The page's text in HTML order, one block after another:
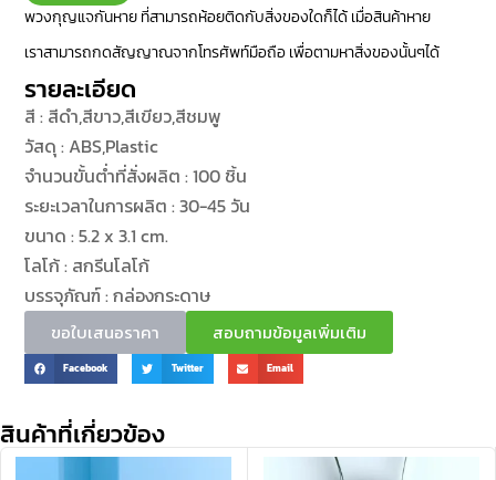
พวงกุญแจกันหาย ที่สามารถห้อยติดกับสิ่งของใดก็ได้ เมื่อสินค้าหาย
เราสามารถกดสัญญาณจากโทรศัพท์มือถือ เพื่อตามหาสิ่งของนั้นๆได้
รายละเอียด
สี : สีดำ,สีขาว,สีเขียว,สีชมพู
วัสดุ : ABS,Plastic
จำนวนขั้นต่ำที่สั่งผลิต : 100 ชิ้น
ระยะเวลาในการผลิต : 30-45 วัน
ขนาด : 5.2 x 3.1 cm.
โลโก้ : สกรีนโลโก้
บรรจุภัณฑ์ : กล่องกระดาษ
ขอใบเสนอราคา สอบถามข้อมูลเพิ่มเติม
Facebook Twitter Email
สินค้าที่เกี่ยวข้อง